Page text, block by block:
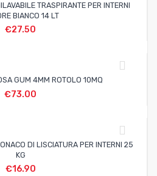
TRASPIRANTE PER INTERNI
BIANCO 14 LT
€27.50
GUM 4MM ROTOLO 10MQ
€73.00
DI LISCIATURA PER INTERNI 25
KG
€16.90